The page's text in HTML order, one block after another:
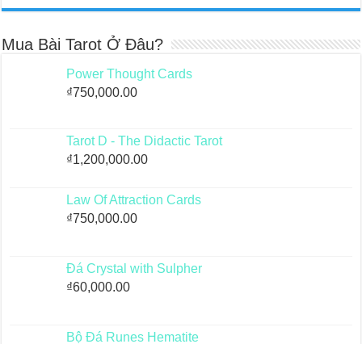
Mua Bài Tarot Ở Đâu?
Power Thought Cards
₫750,000.00
Tarot D - The Didactic Tarot
₫1,200,000.00
Law Of Attraction Cards
₫750,000.00
Đá Crystal with Sulpher
₫60,000.00
Bộ Đá Runes Hematite